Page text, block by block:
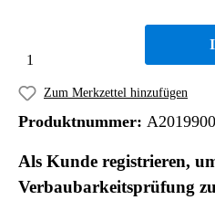
Zum Merkzettel hinzufügen
Produktnummer:
Als Kunde registrieren,
Verbaubarkeitsprüfung